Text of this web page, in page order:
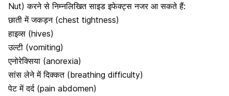
Nut) करने से निम्नलिखित साइड इफेक्ट्स नजर आ सकते हैं:
छाती में जकड़न (chest tightness)
हाइव्स (hives)
उल्टी (vomiting)
एनोरेक्सिया (anorexia)
सांस लेने में दिक्कत(breathing difficulty)
पेट में दर्द(pain abdomen)